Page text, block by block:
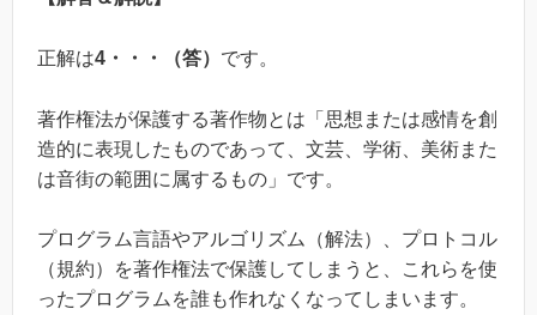
正解は4・・・（答） です。
著作権法が保護する著作物とは「思想または感情を創
造的に表現したものであって、文芸、学術、美術また
は音街の範囲に属するもの」です。
プログラム言語やアルゴリズム（解法）、プロトコル
（規約）を著作権法で保護してしまうと、これらを使
ったプログラムを誰も作れなくなってしまいます。